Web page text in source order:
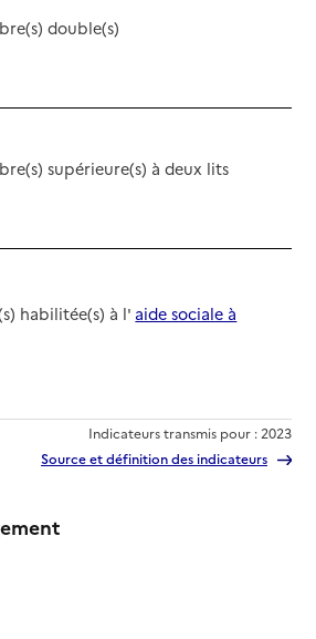
double(s)
supérieure(s) à deux lits
habilitée(s) à l' aide sociale à
Indicateurs transmis pour : 2023
Source et définition des indicateurs